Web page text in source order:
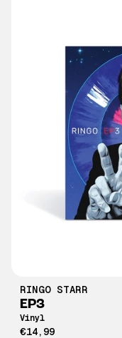
RINGO STARR
EP3
Vinyl
€14,99